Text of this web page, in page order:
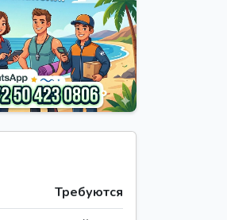
Требуются